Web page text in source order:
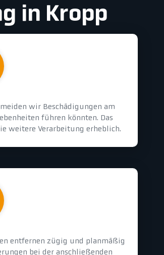
in Kropp
wir Beschädigungen am
führen könnten. Das
weitere Verarbeitung erheblich.
entfernen zügig und planmäßig
bei der anschließenden